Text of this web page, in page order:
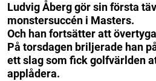
Ludvig Åberg gör sin första
monstersuccén i Masters.
Och han fortsätter att
På torsdagen briljerade han
ett slag som fick golfvärlden
applådera.